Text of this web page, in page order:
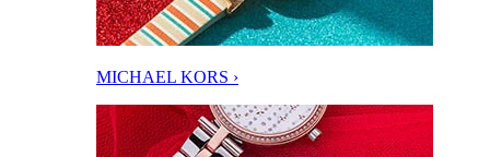
MICHAEL KORS ›